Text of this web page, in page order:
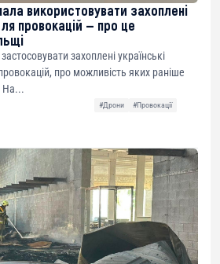
використовувати захоплені
провокацій — про це
захоплені українські
про можливість яких раніше
На...
#Дрони
#Провокації